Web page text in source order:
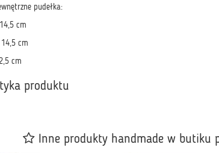
pudełka:
cm
14,5 cm
cm
produktu
Inne produkty handmade w butiku